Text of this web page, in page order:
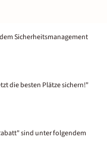
Sicherheitsmanagement
die besten Plätze sichern!"
sind unter folgendem